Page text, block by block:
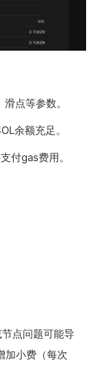
点等参数。
余额充足。
付gas费用。
点问题可能导
加小费（每次